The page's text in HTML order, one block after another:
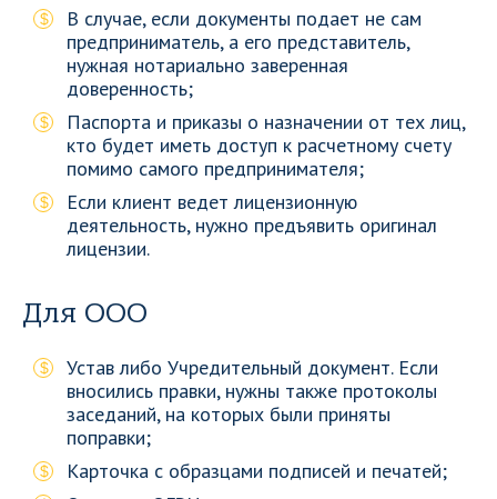
В случае, если документы подает не сам
предприниматель, а его представитель,
нужная нотариально заверенная
доверенность;
Паспорта и приказы о назначении от тех лиц,
кто будет иметь доступ к расчетному счету
помимо самого предпринимателя;
Если клиент ведет лицензионную
деятельность, нужно предъявить оригинал
лицензии.
Для ООО
Устав либо Учредительный документ. Если
вносились правки, нужны также протоколы
заседаний, на которых были приняты
поправки;
Карточка с образцами подписей и печатей;